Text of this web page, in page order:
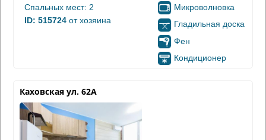
Спальных мест: 2
ID: 515724 от хозяина
Микроволновка
Гладильная доска
Фен
Кондиционер
Каховская ул. 62А